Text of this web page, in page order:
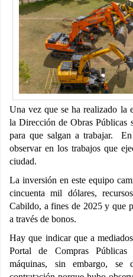
Una vez que se ha realizado la
la Dirección de Obras Públicas
para que salgan a trabajar.
observar en los trabajos que
ciudad.
La inversión en este equipo
cincuenta mil dólares,
Cabildo, a fines de 2025 y que
a través de bonos.
Hay que indicar que a
Portal de Compras
máquinas, sin embargo,